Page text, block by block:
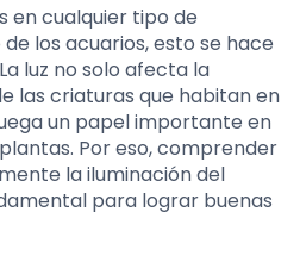
en cualquier tipo de
los acuarios, esto se hace
luz no solo afecta la
las criaturas que habitan en
un papel importante en
Por eso, comprender
la iluminación del
para lograr buenas